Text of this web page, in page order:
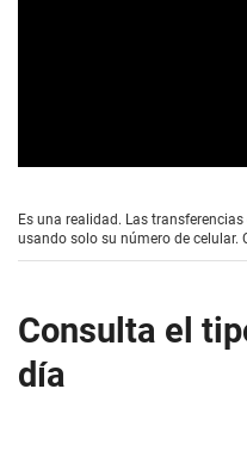
e
c
o
1
m
Es una realidad. Las
usando solo su número de celular.
Consulta el
día